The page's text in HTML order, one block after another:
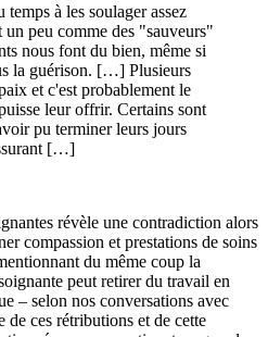
à les soulager assez
peu comme des "sauveurs"
nous font du bien, même si
la guérison. […] Plusieurs
et c'est probablement le
leur offrir. Certains sont
pu terminer leurs jours
[…]
révèle une contradiction alors
compassion et prestations de soins
du même coup la
peut retirer du travail en
– selon nos conversations avec
de ces rétributions et de cette